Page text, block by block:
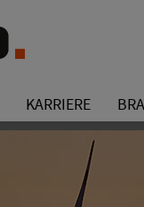
KARRIERE